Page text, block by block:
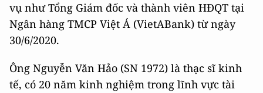
vụ như Tổng Giám đốc và thành viên HĐQT tại
Ngân hàng TMCP Việt Á (VietABank) từ ngày
30/6/2020.
Ông Nguyễn Văn Hảo (SN 1972) là thạc sĩ kinh
tế, có 20 năm kinh nghiệm trong lĩnh vực tài